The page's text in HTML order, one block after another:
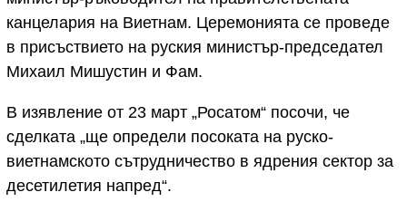
канцелария на Виетнам. Церемонията се проведе
в присъствието на руския министър-председател
Михаил Мишустин и Фам.
В изявление от 23 март „Росатом“ посочи, че
сделката „ще определи посоката на руско-
виетнамското сътрудничество в ядрения сектор за
десетилетия напред“.